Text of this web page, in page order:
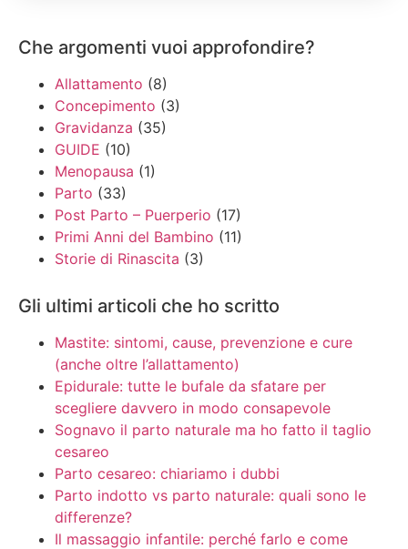
Che argomenti vuoi approfondire?
Allattamento (8)
Concepimento (3)
Gravidanza (35)
GUIDE (10)
Menopausa (1)
Parto (33)
Post Parto – Puerperio (17)
Primi Anni del Bambino (11)
Storie di Rinascita (3)
Gli ultimi articoli che ho scritto
Mastite: sintomi, cause, prevenzione e cure
(anche oltre l’allattamento)
Epidurale: tutte le bufale da sfatare per
scegliere davvero in modo consapevole
Sognavo il parto naturale ma ho fatto il taglio
cesareo
Parto cesareo: chiariamo i dubbi
Parto indotto vs parto naturale: quali sono le
differenze?
Il massaggio infantile: perché farlo e come